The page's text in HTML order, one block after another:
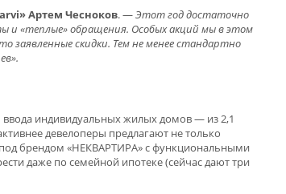
Артем Чесноков. —Этот год достаточно
и «теплые» обращения. Особых акций мы в этом
заявленные скидки. Тем не менее стандартно
индивидуальных жилых домов — из 2,1
девелоперы предлагают не только
под брендом «НЕКВАРТИРА» с функциональными
даже по семейной ипотеке (сейчас дают три